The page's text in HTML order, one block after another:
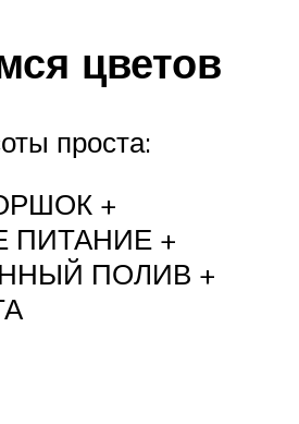
цветов
проста:
+
ПИТАНИЕ +
ПОЛИВ +